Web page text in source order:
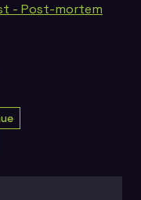
- Post-mortem